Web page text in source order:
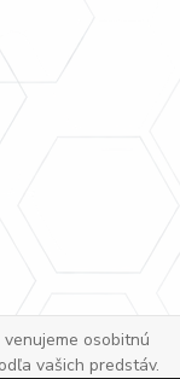
osobitnú
vašich predstáv.